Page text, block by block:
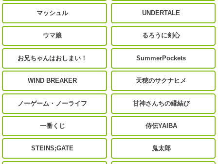
マッシュル UNDERTALE
ウマ娘 るろうに剣心
お兄ちゃんはおしまい！ SummerPockets
WIND BREAKER 天穂のサクナヒメ
ノーゲーム・ノーライフ 甘神さんちの縁結び
一番くじ 侍伝YAIBA
STEINS;GATE 鬼太郎